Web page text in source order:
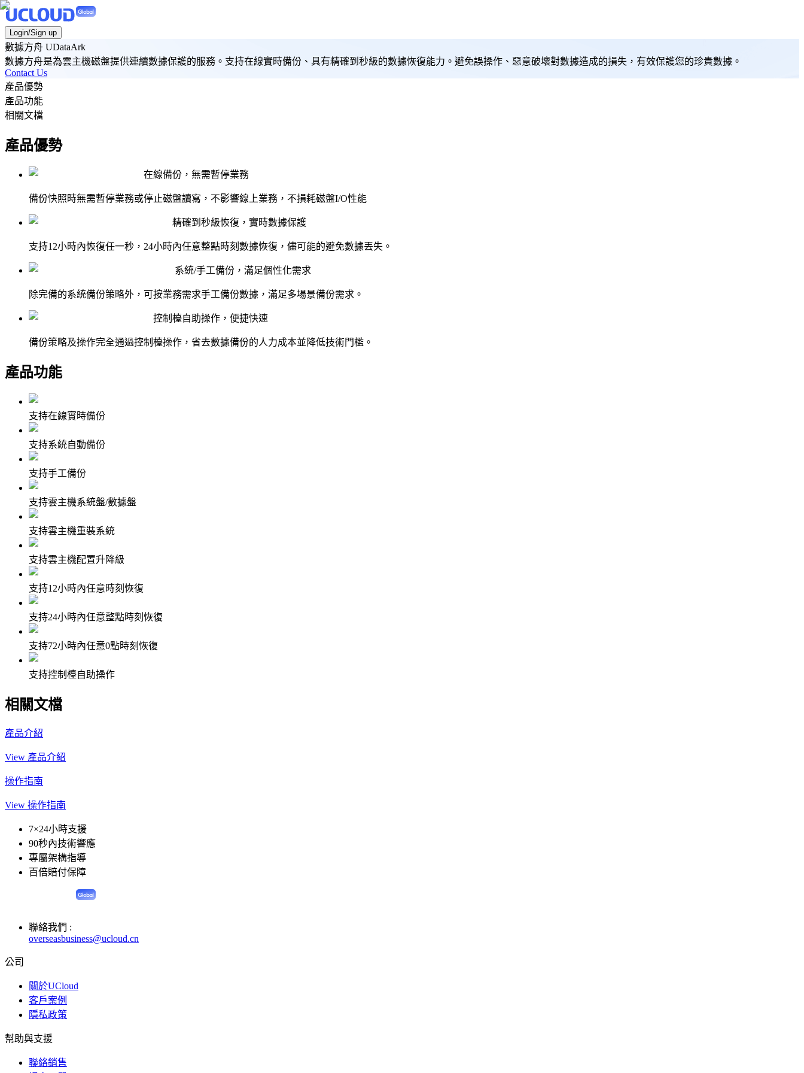
Login/Sign up
數據方舟 UDataArk
數據方舟是為雲主機磁盤提供連續數據保護的服務。支持在線實時備份、具有精確到秒級的數據恢復能力。避免誤操作、惡意破壞對數據造成的損失，有效保護您的珍貴數據。
Contact Us
產品優勢
產品功能
相關文檔
產品優勢
在線備份，無需暫停業務
備份快照時無需暫停業務或停止磁盤讀寫，不影響線上業務，不損耗磁盤I/O性能
精確到秒級恢復，實時數據保護
支持12小時內恢復任一秒，24小時內任意整點時刻數據恢復，儘可能的避免數據丟失。
系統/手工備份，滿足個性化需求
除完備的系統備份策略外，可按業務需求手工備份數據，滿足多場景備份需求。
控制檯自助操作，便捷快速
備份策略及操作完全通過控制檯操作，省去數據備份的人力成本並降低技術門檻。
產品功能
支持在線實時備份
支持系統自動備份
支持手工備份
支持雲主機系統盤/數據盤
支持雲主機重裝系統
支持雲主機配置升降級
支持12小時內任意時刻恢復
支持24小時內任意整點時刻恢復
支持72小時內任意0點時刻恢復
支持控制檯自助操作
相關文檔
產品介紹
View 產品介紹
操作指南
View 操作指南
7×24小時支援
90秒內技術響應
專屬架構指導
百倍賠付保障
聯絡我們 :
overseasbusiness@ucloud.cn
公司
關於UCloud
客戶案例
隱私政策
幫助與支援
聯絡銷售